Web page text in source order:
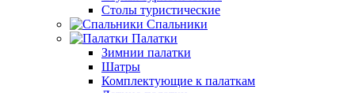
Столы туристические
Спальники
Палатки
Зимнии палатки
Шатры
Комплектующие к палаткам